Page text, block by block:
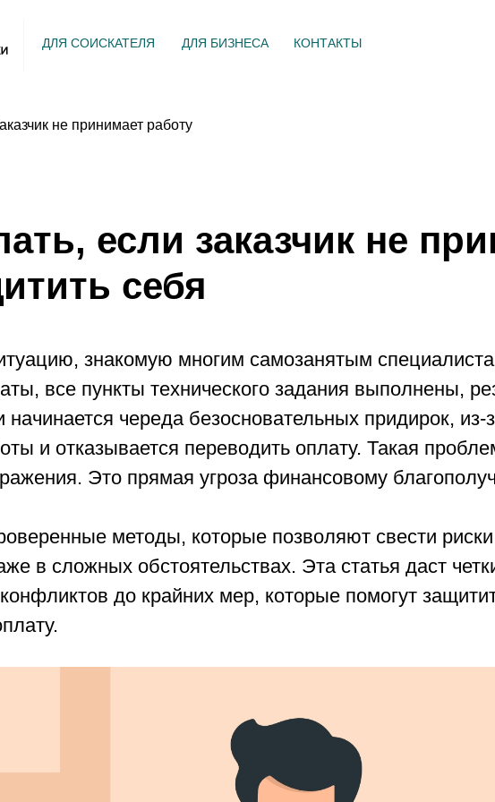
ДЛЯ СОИСКАТЕЛЯ ДЛЯ БИЗНЕСА КОНТАКТЫ
не принимает работу
если заказчик не
себя
знакомую многим самозанятым
все пункты технического задания выполнены,
череда безосновательных придирок, из-
и отказывается переводить оплату. Такая
Это прямая угроза финансовому
методы, которые позволяют свести
в сложных обстоятельствах. Эта статья даст
до крайних мер, которые помогут